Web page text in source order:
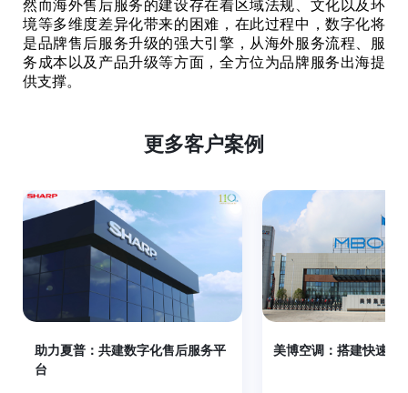
然而海外售后服务的建设存在着区域法规、文化以及环
境等多维度差异化带来的困难，在此过程中，数字化将
是品牌售后服务升级的强大引擎，从海外服务流程、服
务成本以及产品升级等方面，全方位为品牌服务出海提
供支撑。
更多客户案例
助力夏普：共建数字化售后服务平
台
美博空调：搭建快速响